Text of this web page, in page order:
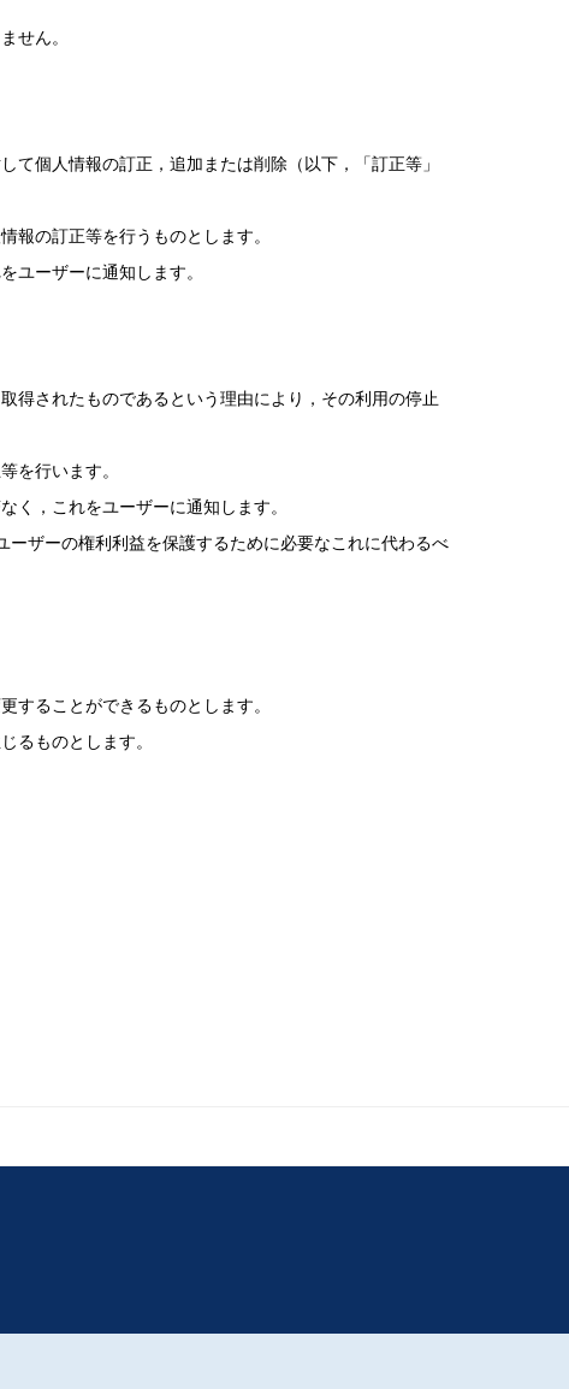
せん。
個人情報の訂正，追加または削除（以下，「訂正等」
報の訂正等を行うものとします。
ユーザーに通知します。
得されたものであるという理由により，その利用の停止
を行います。
く，これをユーザーに通知します。
ザーの権利利益を保護するために必要なこれに代わるべ
することができるものとします。
るものとします。